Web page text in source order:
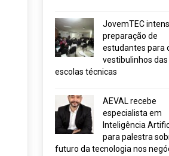
JovemTEC
preparação de
estudantes para
vestibulinhos das
escolas técnicas
AEVAL recebe
especialista em
Inteligência
para palestra
futuro da tecnologia nos